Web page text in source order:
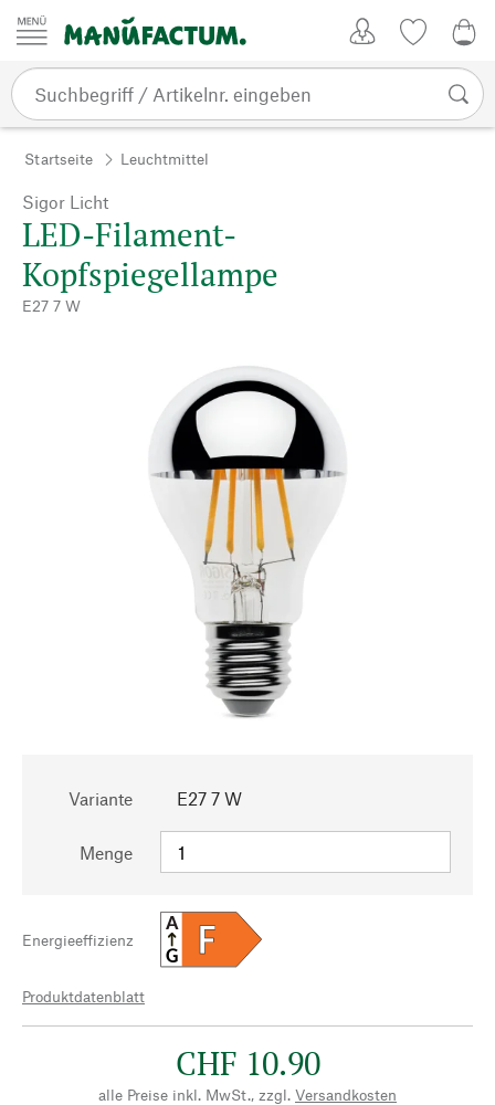
Zum Inhalt springen
Startseite Leuchtmittel
Sigor Licht
LED-Filament-
Kopfspiegellampe
E27 7 W
Variante E27 7 W
Menge
Energieeffizienz F
A
G
Produktdatenblatt
CHF 10.90
alle Preise inkl. MwSt., zzgl. Versandkosten